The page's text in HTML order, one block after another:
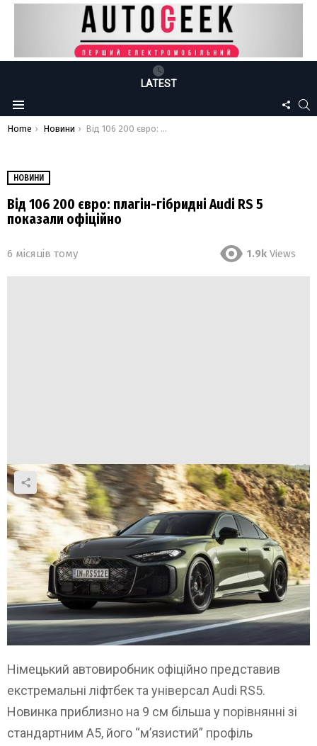
LATEST
Menu
US
You are here:
Home Новини Від 106 200 євро: плагін-гібридні Audi RS 5 показали офіційно
НОВИНИ
Від 106 200 євро: плагін-гібридні Audi RS 5
показали офіційно
6 місяців тому 1.9k Views
Німецький автовиробник офіційно представив
екстремальні ліфтбек та універсал Audi RS5.
Новинка приблизно на 9 см більша у порівнянні зі
стандартним A5, його “м’язистий” профіль